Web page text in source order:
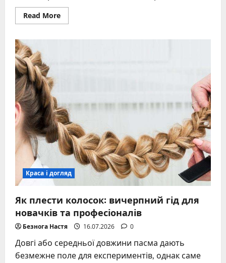
Read MoreRead
more
Краса і догляд
Як плести колосок: вичерпний гід для
новачків та професіоналів
Безнога Настя 16.07.2026 0
Довгі або середньої довжини пасма дають
безмежне поле для експериментів, однак саме